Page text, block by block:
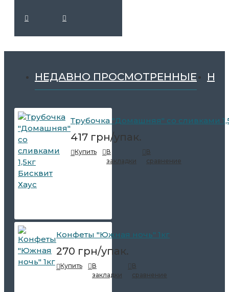
НЕДАВНО ПРОСМОТРЕННЫЕ
Трубочка "Домашняя" со сливками
417 грн/упак.
Купить
В
закладки
В
сравнение
Конфеты "Южная ночь" 1кг
270 грн/упак.
Купить
В
закладки
В
сравнение